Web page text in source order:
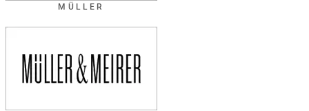
MÜLLER